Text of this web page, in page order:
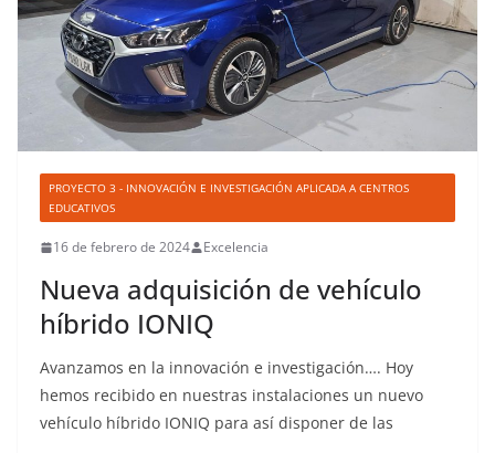
PROYECTO 3 - INNOVACIÓN E INVESTIGACIÓN APLICADA A CENTROS
EDUCATIVOS
16 de febrero de 2024 Excelencia
Nueva adquisición de vehículo
híbrido IONIQ
Avanzamos en la innovación e investigación…. Hoy
hemos recibido en nuestras instalaciones un nuevo
vehículo híbrido IONIQ para así disponer de las